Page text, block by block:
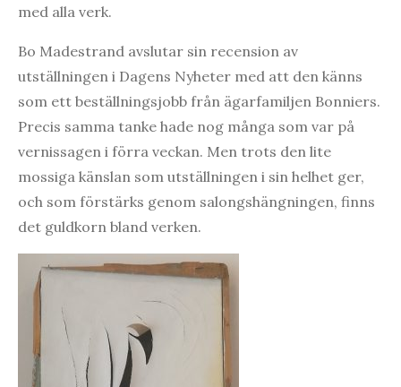
med alla verk.
Bo Madestrand avslutar sin recension av
utställningen i Dagens Nyheter med att den känns
som ett beställningsjobb från ägarfamiljen Bonniers.
Precis samma tanke hade nog många som var på
vernissagen i förra veckan. Men trots den lite
mossiga känslan som utställningen i sin helhet ger,
och som förstärks genom salongshängningen, finns
det guldkorn bland verken.